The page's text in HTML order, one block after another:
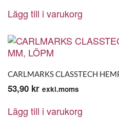
Lägg till i varukorg
CARLMARKS CLASSTECH
53,90 kr exkl.moms
Lägg till i varukorg